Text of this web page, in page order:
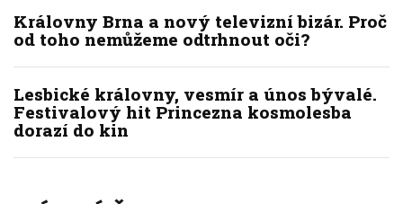
Královny Brna a nový televizní bizár. Proč
od toho nemůžeme odtrhnout oči?
Lesbické královny, vesmír a únos bývalé.
Festivalový hit Princezna kosmolesba
dorazí do kin